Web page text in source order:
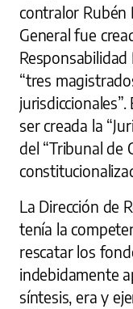
contralor Rubén
General fue
“tres
ser creada la
del “Tribunal de
La Dirección de
tenía la
rescatar los
indebidamente
síntesis, era y